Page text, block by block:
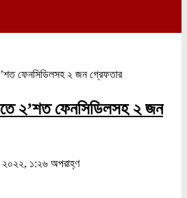
ফেনসিডিলসহ ২ জন গ্রেফতার
২’শত ফেনসিডিলসহ ২ জন
১:২৬ অপরাহ্ণ